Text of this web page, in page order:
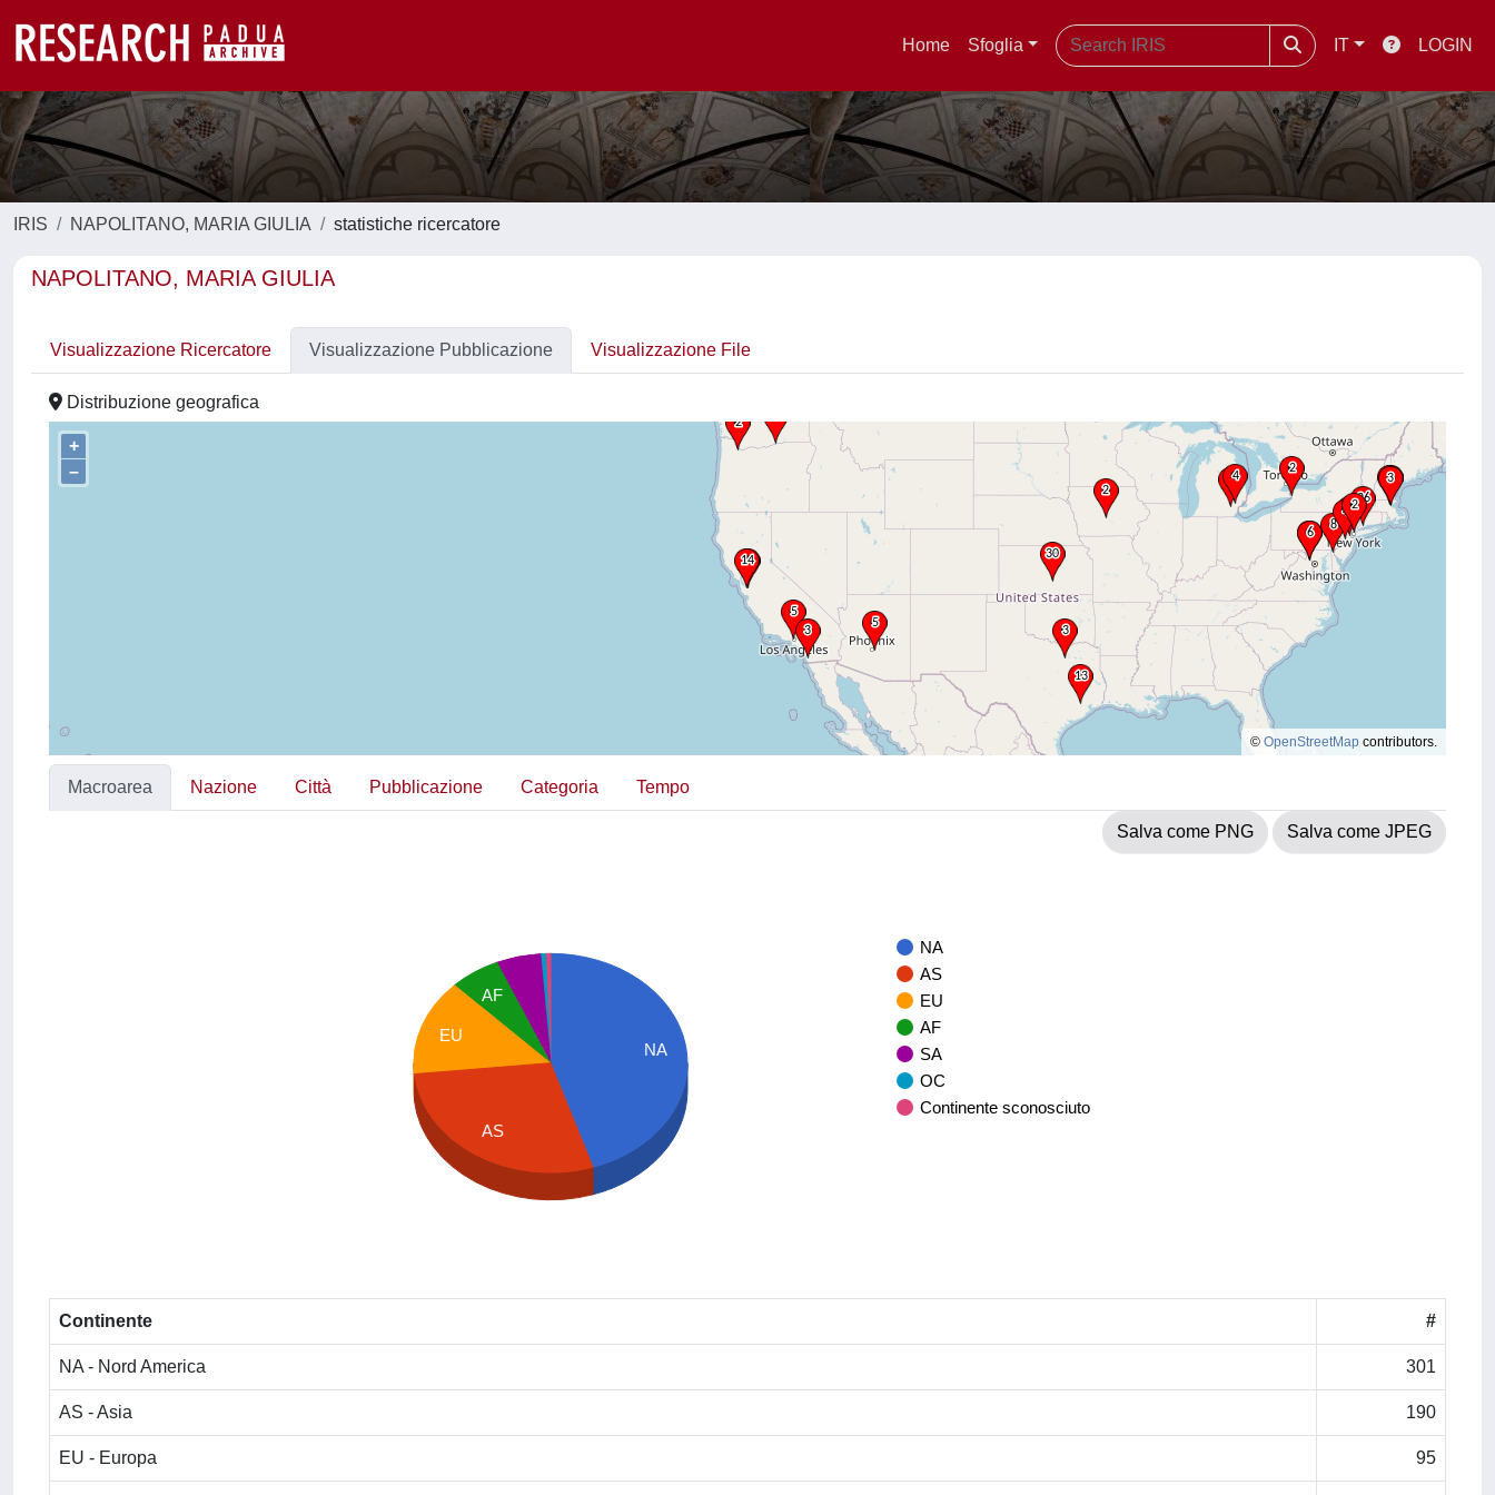
Home Sfoglia IT LOGIN
IRIS NAPOLITANO, MARIA GIULIA statistiche ricercatore
NAPOLITANO, MARIA GIULIA
Visualizzazione Ricercatore Visualizzazione Pubblicazione Visualizzazione File
Distribuzione geografica
+
–
© OpenStreetMap contributors.
Macroarea Nazione Città Pubblicazione Categoria Tempo
Salva come PNG Salva come JPEG
NA
AS
EU
AF
SA
OC
Continente sconosciuto
NA
AF
EU
AS
Continente #
NA - Nord America 301
AS - Asia 190
EU - Europa 95